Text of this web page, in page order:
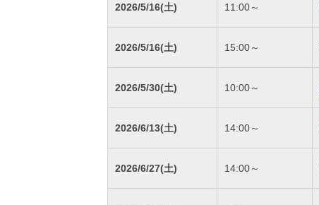
2026/5/16(土) 11:00～
2026/5/16(土) 15:00～
2026/5/30(土) 10:00～
2026/6/13(土) 14:00～
2026/6/27(土) 14:00～